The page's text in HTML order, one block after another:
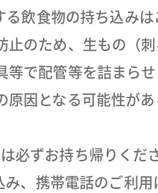
飲食物の持ち込みは
止のため、生もの（
等で配管等を詰まら
原因となる可能性が
必ずお持ち帰りくだ
、携帯電話のご利用